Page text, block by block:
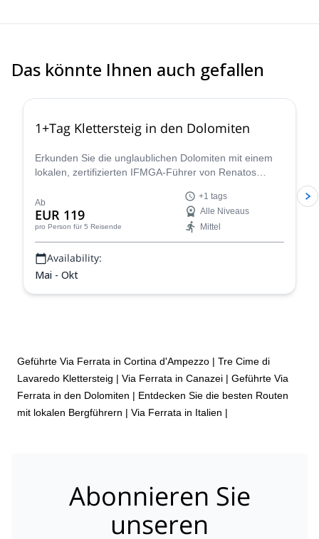
Das könnte Ihnen auch gefallen
4.8 (
1+Tag Klettersteig in den Dolomiten
Erkunden Sie die unglaublichen Dolomiten mit einem
lokalen, zertifizierten IFMGA-Führer von Renatos
Ab
EUR 119
pro Person für 5 Reisende
+1 tags
Alle Niveaus
Mittel
Availability:
Mai - Okt
Geführte Via Ferrata in Cortina d'Ampezzo | Tre Cime di
Lavaredo Klettersteig | Via Ferrata in Canazei | Geführte Via
Ferrata in den Dolomiten | Entdecken Sie die besten Routen
mit lokalen Bergführern | Via Ferrata in Italien |
Abonnieren Sie
unseren